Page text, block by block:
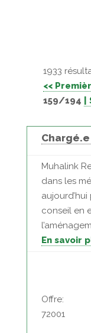
1933
<<
159/194
Muhalink
dans les
conseil en
En savoir
Offre:
72001